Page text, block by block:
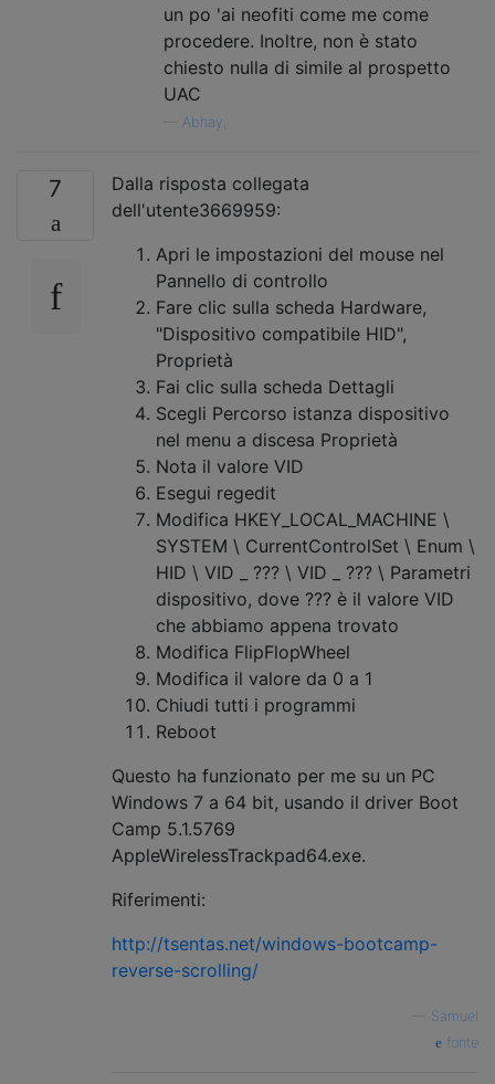
un po 'ai neofiti come me come
procedere. Inoltre, non è stato
chiesto nulla di simile al prospetto
UAC
Abhay,
7
Dalla risposta collegata
dell'utente3669959:
Apri le impostazioni del mouse nel
Pannello di controllo
Fare clic sulla scheda Hardware,
"Dispositivo compatibile HID",
Proprietà
Fai clic sulla scheda Dettagli
Scegli Percorso istanza dispositivo
nel menu a discesa Proprietà
Nota il valore VID
Esegui regedit
Modifica HKEY_LOCAL_MACHINE \
SYSTEM \ CurrentControlSet \ Enum \
HID \ VID _ ??? \ VID _ ??? \ Parametri
dispositivo, dove ??? è il valore VID
che abbiamo appena trovato
Modifica FlipFlopWheel
Modifica il valore da 0 a 1
Chiudi tutti i programmi
Reboot
Questo ha funzionato per me su un PC
Windows 7 a 64 bit, usando il driver Boot
Camp 5.1.5769
AppleWirelessTrackpad64.exe.
Riferimenti:
http://tsentas.net/windows-bootcamp-
reverse-scrolling/
Samuel
fonte